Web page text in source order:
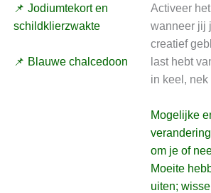
📌 Jodiumtekort en
schildklierzwakte
📌 Blauwe chalcedoon
Activeer
wanneer jij
creatief
last hebt
in keel,
Mogelijke
om je of
Moeite
uiten;